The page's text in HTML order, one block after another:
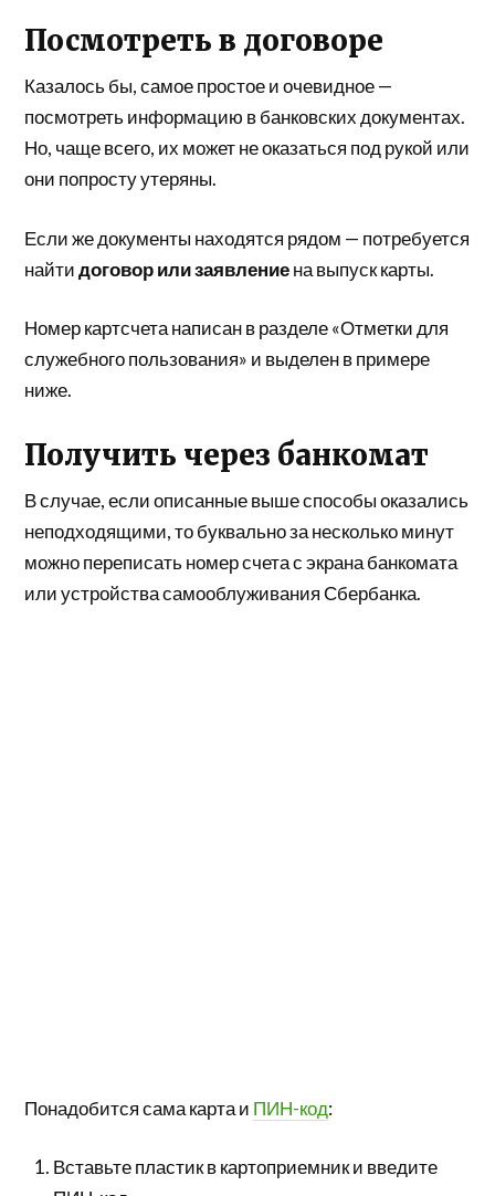
Посмотреть в договоре
Казалось бы, самое простое и очевидное —
посмотреть информацию в банковских документах.
Но, чаще всего, их может не оказаться под рукой или
они попросту утеряны.
Если же документы находятся рядом — потребуется
найтидоговор или заявлениена выпуск карты.
Номер картсчета написан в разделе «Отметки для
служебного пользования» и выделен в примере
ниже.
Получить через банкомат
В случае, если описанные выше способы оказались
неподходящими, то буквально за несколько минут
можно переписать номер счета с экрана банкомата
или устройства самооблуживания Сбербанка.
Понадобится сама карта и ПИН-код:
Вставьте пластик в картоприемник и введите